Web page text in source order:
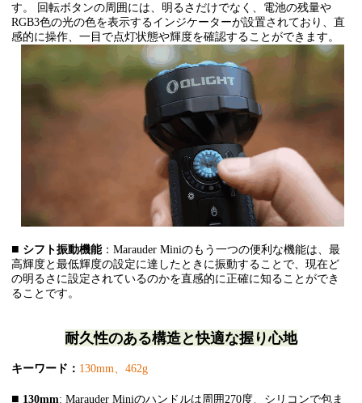
す。 回転ボタンの周囲には、明るさだけでなく、電池の残量や
RGB3色の光の色を表示するインジケーターが設置されており、直
感的に操作、一目で点灯状態や輝度を確認することができます。
■ シフト振動機能：Marauder Miniのもう一つの便利な機能は、最
高輝度と最低輝度の設定に達したときに振動することで、現在ど
の明るさに設定されているのかを直感的に正確に知ることができ
ることです。
耐久性のある構造と快適な握り心地
キーワード： 130mm、462g
■ 130mm: Marauder Miniのハンドルは周囲270度、シリコンで包ま